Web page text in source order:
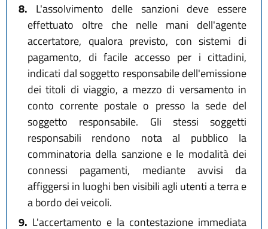
8. L'assolvimento delle sanzioni deve essere
effettuato oltre che nelle mani dell'agente
accertatore, qualora previsto, con sistemi di
pagamento, di facile accesso per i cittadini,
indicati dal soggetto responsabile dell'emissione
dei titoli di viaggio, a mezzo di versamento in
conto corrente postale o presso la sede del
soggetto responsabile. Gli stessi soggetti
responsabili rendono nota al pubblico la
comminatoria della sanzione e le modalità dei
connessi pagamenti, mediante avvisi da
affiggersi in luoghi ben visibili agli utenti a terra e
a bordo dei veicoli.
9. L'accertamento e la contestazione immediata